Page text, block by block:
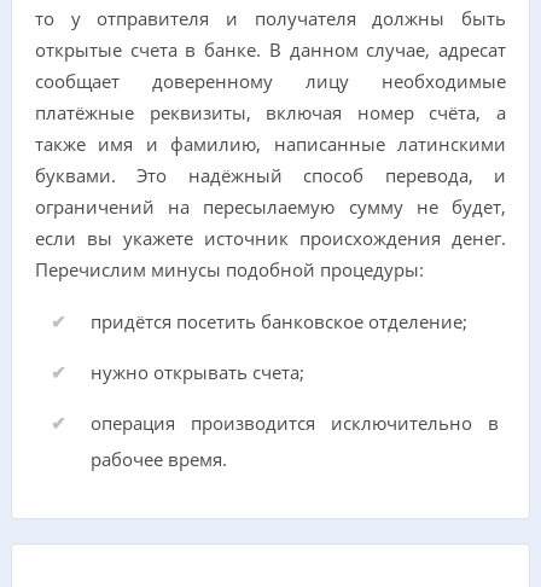
то у отправителя и получателя должны быть
открытые счета в банке. В данном случае, адресат
сообщает доверенному лицу необходимые
платёжные реквизиты, включая номер счёта, а
также имя и фамилию, написанные латинскими
буквами. Это надёжный способ перевода, и
ограничений на пересылаемую сумму не будет,
если вы укажете источник происхождения денег.
Перечислим минусы подобной процедуры:
придётся посетить банковское отделение;
нужно открывать счета;
операция производится исключительно в
рабочее время.